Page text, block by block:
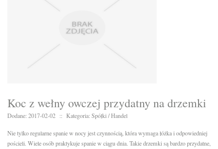
Koc z wełny owczej przydatny na drzemki
Dodane: 2017-02-02 :: Kategoria: Spółki / Handel
Nie tylko regularne spanie w nocy jest czynnością, która wymaga łóżka i odpowiedniej
pościeli. Wiele osób praktykuje spanie w ciągu dnia. Takie drzemki są bardzo przydatne,